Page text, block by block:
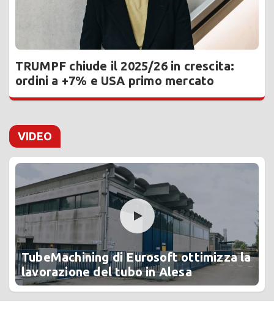
TRUMPF chiude il 2025/26 in crescita:
ordini a +7% e USA primo mercato
VIDEO
TubeMachining di Eurosoft ottimizza la
lavorazione del tubo in Alesa